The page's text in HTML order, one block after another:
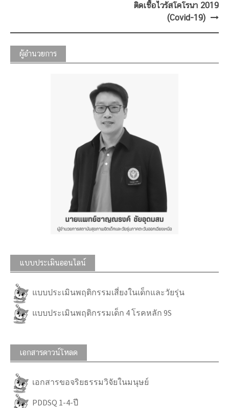
ติดเชื้อไวรัสโคโรนา 2019
(Covid-19)
ผู้อำนวยการ
แบบประเมินออนไลน์
แบบประเมินพฤติกรรมเสี่ยงในเด็กและวัยรุ่น
แบบประเมินพฤติกรรมเด็ก 4 โรคหลัก 9S
เอกสารดาวน์โหลด
เอกสารขอจริยธรรมวิจัยในมนุษย์
PDDSQ 1-4-ปี